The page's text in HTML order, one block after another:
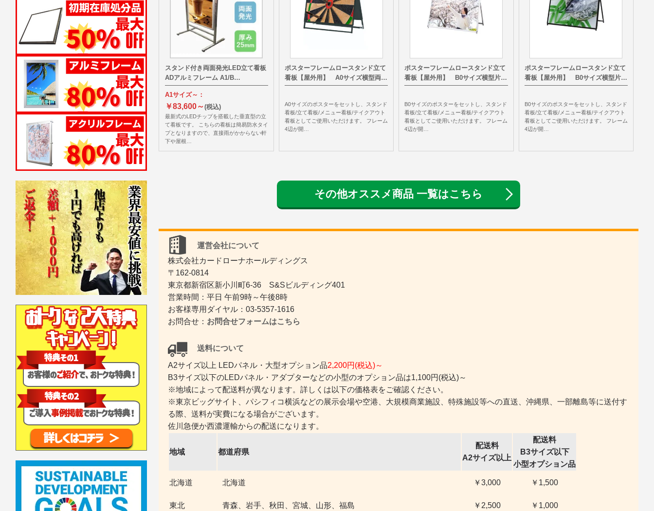
スタンド付き両面発光LED立て看板
ADアルミフレーム A1/B…
A1サイズ～：
￥83,600～(税込)
最新式のLEDチップを搭載した垂直型の立
て看板です。 こちらの看板は簡易防水タイ
プとなりますので、直接雨がかからない軒
下や屋根…
ポスターフレームロースタンド立て
看板【屋外用】 A0サイズ横型両…
A0サイズのポスターをセットし、スタンド
看板/立て看板/メニュー看板/テイクアウト
看板としてご使用いただけます。 フレーム
4辺が開…
ポスターフレームロースタンド立て
看板【屋外用】 B0サイズ横型片…
B0サイズのポスターをセットし、スタンド
看板/立て看板/メニュー看板/テイクアウト
看板としてご使用いただけます。 フレーム
4辺が開…
ポスターフレームロースタンド立て
看板【屋外用】 B0サイズ横型片…
B0サイズのポスターをセットし、スタンド
看板/立て看板/メニュー看板/テイクアウト
看板としてご使用いただけます。 フレーム
4辺が開…
その他オススメ商品 一覧はこちら
運営会社について
株式会社カードローナホールディングス
〒162-0814
東京都新宿区新小川町6-36 S&Sビルディング401
営業時間：平日 午前9時～午後8時
お客様専用ダイヤル：03-5357-1616
お問合せ： お問合せフォームはこちら
送料について
A2サイズ以上 LEDパネル・大型オプション品2,200円(税込)～
B3サイズ以下のLEDパネル・アダプターなどの小型のオプション品は1,100円(税込)～
※地域によって配送料が異なります。詳しくは以下の価格表をご確認ください。
※東京ビッグサイト、パシフィコ横浜などの展示会場や空港、大規模商業施設、特殊施設等への直送、沖縄県、一部離島等に送付す
る際、送料が実費になる場合がございます。
佐川急便か西濃運輸からの配送になります。
地域 都道府県
配送料
A2サイズ以上
配送料
B3サイズ以下
小型オプション品
北海道 北海道 ￥3,000 ￥1,500
東北 青森、岩手、秋田、宮城、山形、福島 ￥2,500 ￥1,000